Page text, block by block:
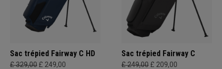
Sac trépied Fairway C HD
£ 329,00 £ 249,00
Sac trépied Fairway C
£ 249,00 £ 209,00